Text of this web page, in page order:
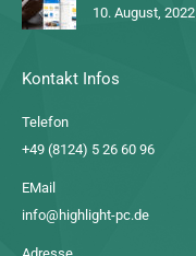
10. August, 2022
Kontakt Infos
Telefon
+49 (8124) 5 26 60 96
EMail
info@highlight-pc.de